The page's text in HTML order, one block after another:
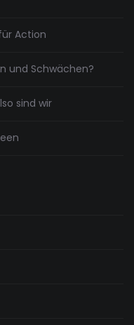
Action
und Schwächen?
sind wir